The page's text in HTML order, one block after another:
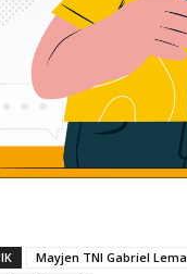
Mayjen TNI Gabriel Lema